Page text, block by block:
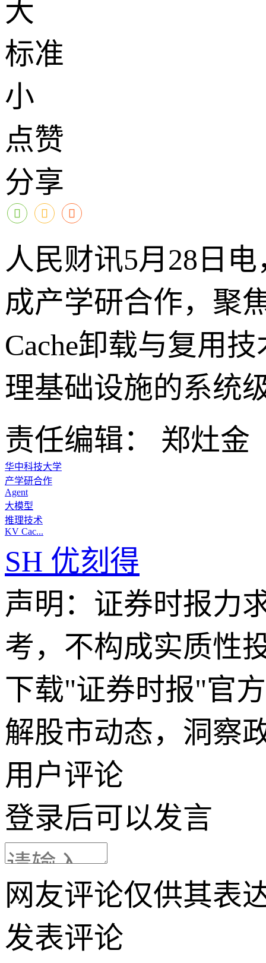
大
标准
小
点赞
分享
人民财讯5月28日电
成产学研合作，聚
Cache卸载与复用
理基础设施的系统
责任编辑： 郑灶金
华中科技大学
产学研合作
Agent
大模型
推理技术
KV Cac...
SH 优刻得
声明：证券时报力
考，不构成实质性
下载"证券时报"官
解股市动态，洞察
用户评论
登录后可以发言
网友评论仅供其表
发表评论